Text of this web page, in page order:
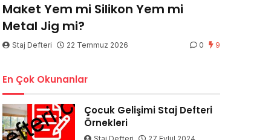
Maket Yem mi Silikon Yem mi
Metal Jig mi?
Staj Defteri 22 Temmuz 2026 0 9
En Çok Okunanlar
Çocuk Gelişimi Staj Defteri
Örnekleri